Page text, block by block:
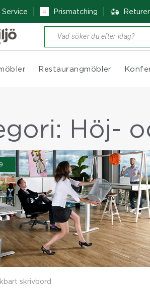
Service Prismatching
Produktsökning
Restaurangmöbler
Höj-
skrivbord